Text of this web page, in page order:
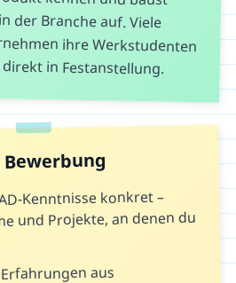
in Festanstellung.
Kenntnisse konkret –
und Projekte, an denen du
aus